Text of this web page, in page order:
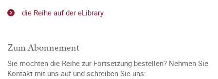
die Reihe auf der eLibrary
Zum Abonnement
Sie möchten die Reihe zur Fortsetzung bestellen? Nehmen Sie
Kontakt mit uns auf und schreiben Sie uns: